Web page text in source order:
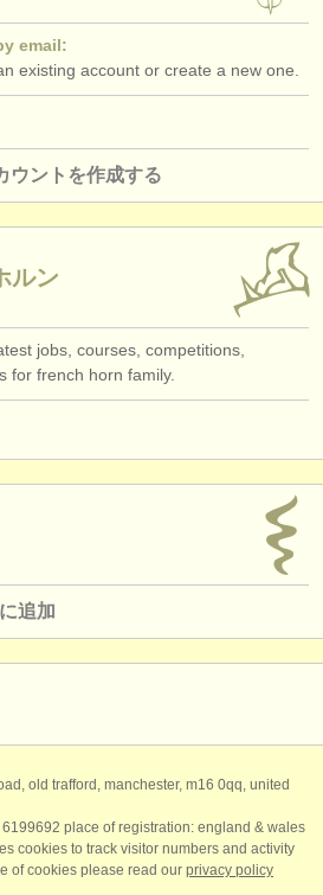
email:
existing account or create a new one.
ントを作成する
ルン
jobs, courses, competitions,
for french horn family.
追加
old trafford, manchester, m16 0qq, united
place of registration: england & wales
cookies to track visitor numbers and activity
of cookies please read our privacy policy